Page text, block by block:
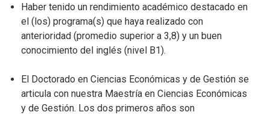
Haber tenido un rendimiento académico destacado en
el (los) programa(s) que haya realizado con
anterioridad (promedio superior a 3,8) y un buen
conocimiento del inglés (nivel B1).
El Doctorado en Ciencias Económicas y de Gestión se
articula con nuestra Maestría en Ciencias Económicas
y de Gestión. Los dos primeros años son